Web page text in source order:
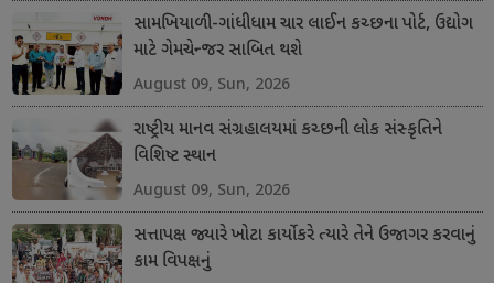
સામખિયાળી-ગાંધીધામ ચાર લાઈન કચ્છના પોર્ટ, ઉદ્યોગ
માટે ગેમચેન્જર સાબિત થશે
August 09, Sun, 2026
રાષ્ટ્રીય માનવ સંગ્રહાલયમાં કચ્છની લોક સંસ્કૃતિને
વિશિષ્ટ સ્થાન
August 09, Sun, 2026
સત્તાપક્ષ જ્યારે ખોટા કાર્યો કરે ત્યારે તેને ઉજાગર કરવાનું
કામ વિપક્ષનું